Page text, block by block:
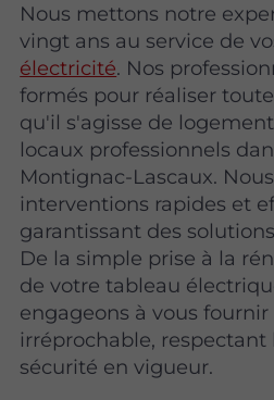
Nous mettons notre
vingt ans au service de
électricité. Nos
formés pour réaliser
qu'il s'agisse de
locaux professionnels
Montignac-Lascaux.
interventions rapides et
garantissant des
De la simple prise à la
de votre tableau
engageons à vous fournir
irréprochable, respectant
sécurité en vigueur.